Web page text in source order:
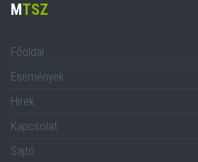
MTSZ
Főoldal
Események
Hírek
Kapcsolat
Sajtó